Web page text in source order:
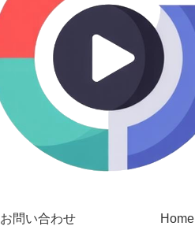
お問い合わせ Home